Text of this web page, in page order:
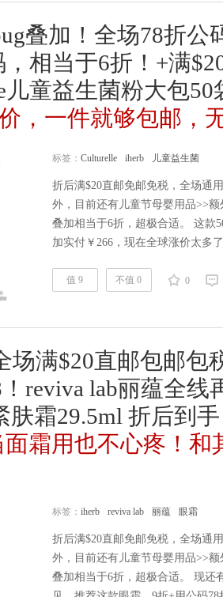
叠加！全场78折公
，相当于6折！+满
儿童益生菌粉大包50
，一件就够包邮，
标签： Culturelle iherb 儿童益生菌
折后满$20直邮免邮免税，全场通
外，目前还有儿童节母婴用品>>
叠加相当于6折，超极合适。 这款
加实付￥266，现在全球涨价太多
Packets 婴幼儿益生菌，所采用
值 9 不值 0 0
场满$20直邮包邮包
reviva lab丽蕴全线
肤霜29.5ml 折后到
面霜用也不心疼！和
标签： iherb reviva lab 丽蕴 眼霜
折后满$20直邮免邮免税，全场通
外，目前还有儿童节母婴用品>>
叠加相当于6折，超极合适。 现还